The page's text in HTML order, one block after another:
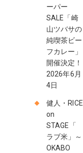
ーパー
SALE「崎
山ツバサの
純喫茶ビー
フカレー」
開催決定！
2026年6月
4日
健人・RICE
on
STAGE「
ラブ米」～
OKABO